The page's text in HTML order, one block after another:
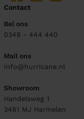
Contact
Bel ons
0348 - 444 440
Mail ons
info@hurricane.nl
Showroom
Handelsweg 1
3481 MJ Harmelen